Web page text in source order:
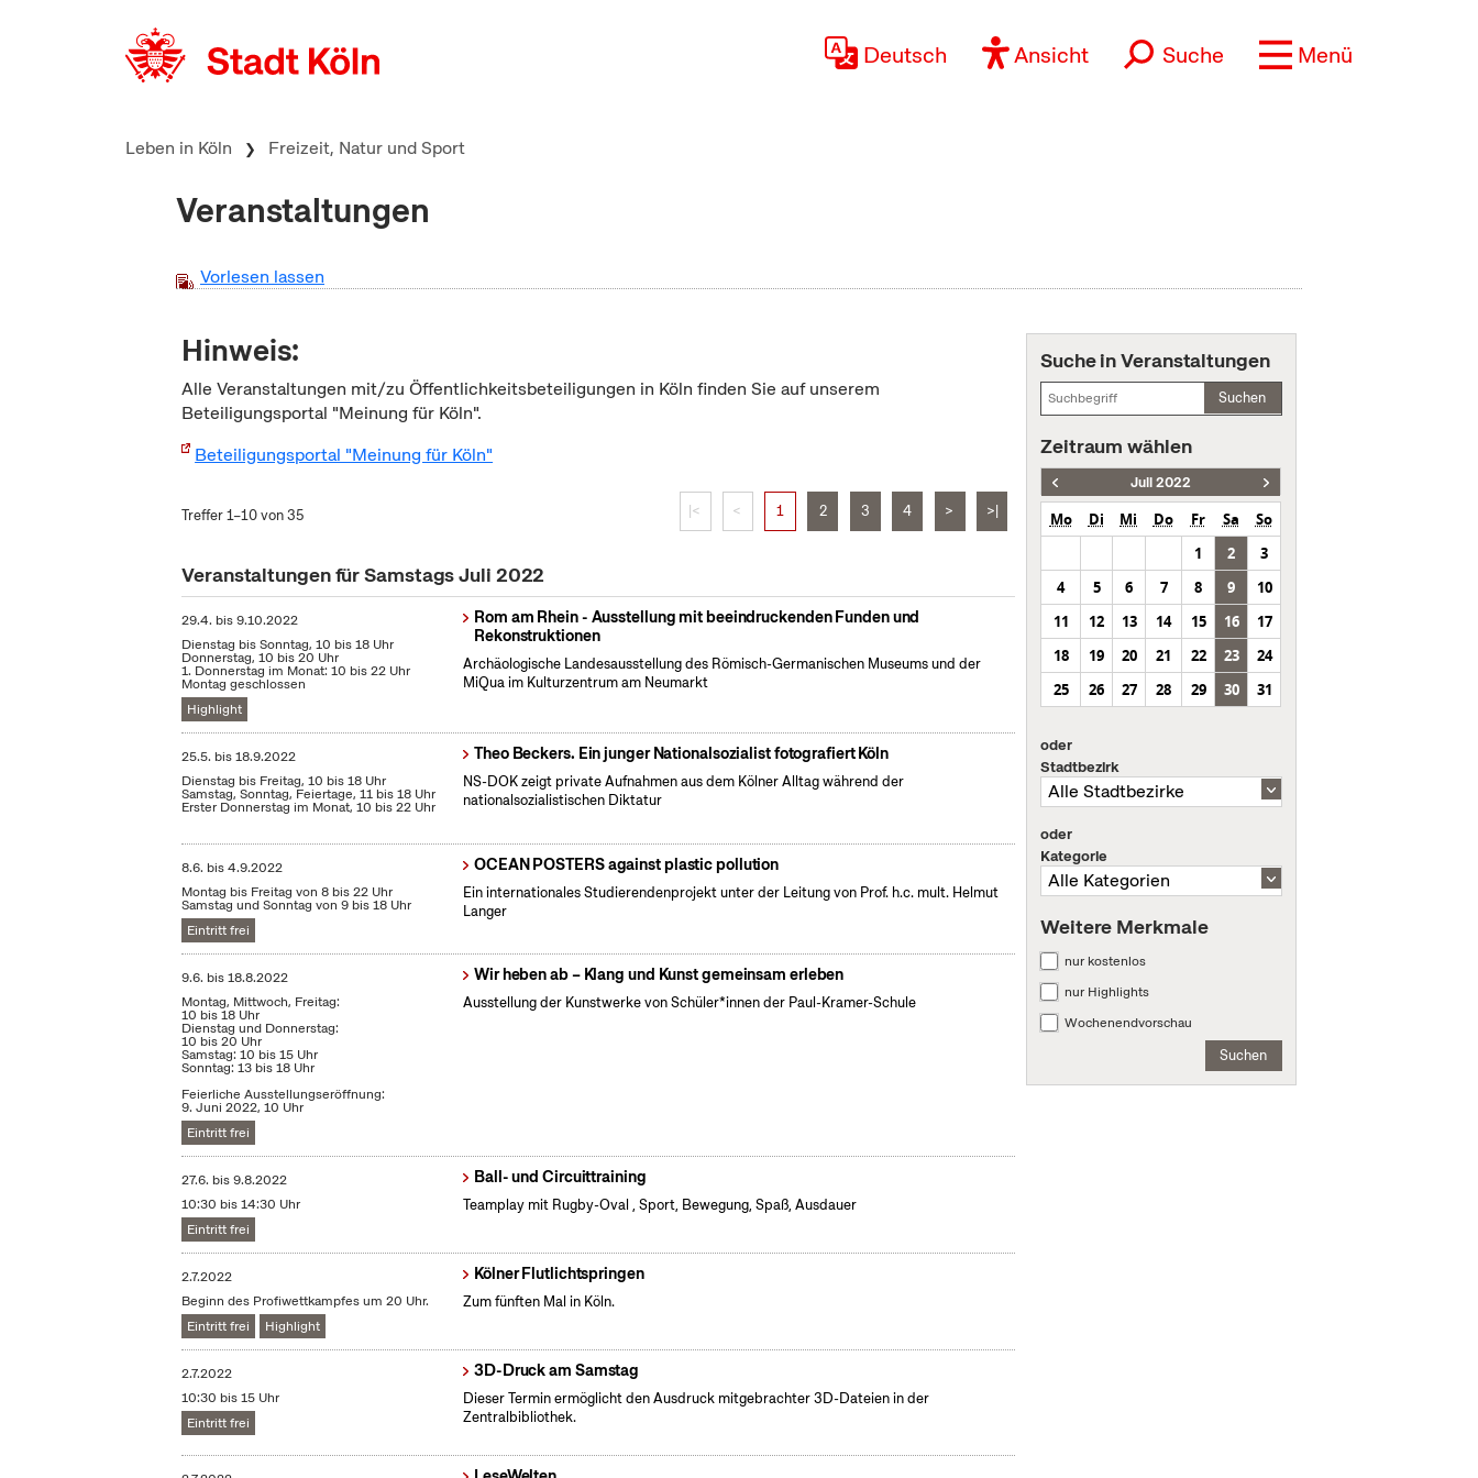
Deutsch Ansicht Suche Menü
Leben in Köln Freizeit, Natur und Sport
Veranstaltungen
Vorlesen lassen
Hinweis:
Alle Veranstaltungen mit/zu Öffentlichkeitsbeteiligungen in Köln finden Sie auf unserem
Beteiligungsportal "Meinung für Köln".
Beteiligungsportal "Meinung für Köln"
Treffer 1–10 von 35 |< < 1 2 3 4 > >|
Veranstaltungen für Samstags Juli 2022
29.4. bis9.10.2022
Dienstag bis Sonntag, 10 bis 18 Uhr
Donnerstag, 10 bis 20 Uhr
1. Donnerstag im Monat: 10 bis 22 Uhr
Montag geschlossen
Highlight
Rom am Rhein - Ausstellung mit beeindruckenden Funden und
Rekonstruktionen
Archäologische Landesausstellung des Römisch-Germanischen Museums und der
MiQua im Kulturzentrum am Neumarkt
25.5. bis18.9.2022
Dienstag bis Freitag, 10 bis 18 Uhr
Samstag, Sonntag, Feiertage, 11 bis 18 Uhr
Erster Donnerstag im Monat, 10 bis 22 Uhr
Theo Beckers. Ein junger Nationalsozialist fotografiert Köln
NS-DOK zeigt private Aufnahmen aus dem Kölner Alltag während der
nationalsozialistischen Diktatur
8.6. bis4.9.2022
Montag bis Freitag von 8 bis 22 Uhr
Samstag und Sonntag von 9 bis 18 Uhr
Eintritt frei
OCEAN POSTERS against plastic pollution
Ein internationales Studierendenprojekt unter der Leitung von Prof. h.c. mult. Helmut
Langer
9.6. bis18.8.2022
Montag, Mittwoch, Freitag:
10 bis 18 Uhr
Dienstag und Donnerstag:
10 bis 20 Uhr
Samstag: 10 bis 15 Uhr
Sonntag: 13 bis 18 Uhr
Feierliche Ausstellungseröffnung:
9. Juni 2022, 10 Uhr
Eintritt frei
Wir heben ab – Klang und Kunst gemeinsam erleben
Ausstellung der Kunstwerke von Schüler*innen der Paul-Kramer-Schule
27.6. bis9.8.2022
10:30 bis 14:30 Uhr
Eintritt frei
Ball- und Circuittraining
Teamplay mit Rugby-Oval , Sport, Bewegung, Spaß, Ausdauer
2.7.2022
Beginn des Profiwettkampfes um 20 Uhr.
Eintritt frei
Highlight
Kölner Flutlichtspringen
Zum fünften Mal in Köln.
2.7.2022
10:30 bis 15 Uhr
Eintritt frei
3D-Druck am Samstag
Dieser Termin ermöglicht den Ausdruck mitgebrachter 3D-Dateien in der
Zentralbibliothek.
Suche in Veranstaltungen
Suchen
Zeitraum wählen
Juli 2022
Mo Di Mi Do Fr Sa
So
1
2
3
4
5 6 7 8 9
10
11
12 13 14 15 16
17
18
19 20 21 22 23
24
25
26 27 28 29 30 31
oder
Stadtbezirk
oder
Kategorie
Weitere Merkmale
nur kostenlos
nur Highlights
Wochenendvorschau
Suchen